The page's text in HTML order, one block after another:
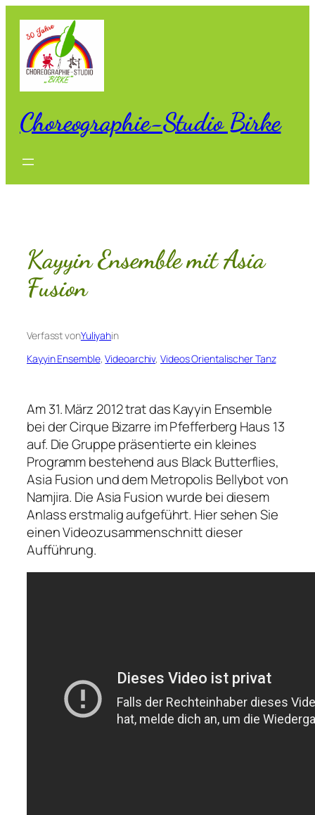
Inhalt
springen
Choreographie-Studio Birke
Kayyin Ensemble mit Asia
Fusion
Verfasst vonYuliyahin
Kayyin Ensemble, Videoarchiv, Videos Orientalischer Tanz
Am 31. März 2012 trat das Kayyin Ensemble
bei der Cirque Bizarre im Pfefferberg Haus 13
auf. Die Gruppe präsentierte ein kleines
Programm bestehend aus Black Butterflies,
Asia Fusion und demMetropolis Bellybotvon
Namjira. DieAsia Fusionwurde bei diesem
Anlass erstmalig aufgeführt. Hier sehen Sie
einen Videozusammenschnitt dieser
Aufführung.